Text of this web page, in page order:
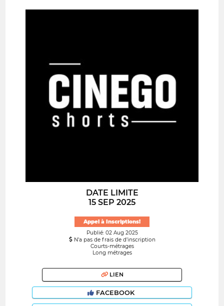
DATE LIMITE
15 SEP 2025
Appel à Inscriptions!
Publié: 02 Aug 2025
N’a pas de frais de d’inscription
Courts-métrages
Long métrages
LIEN
FACEBOOK